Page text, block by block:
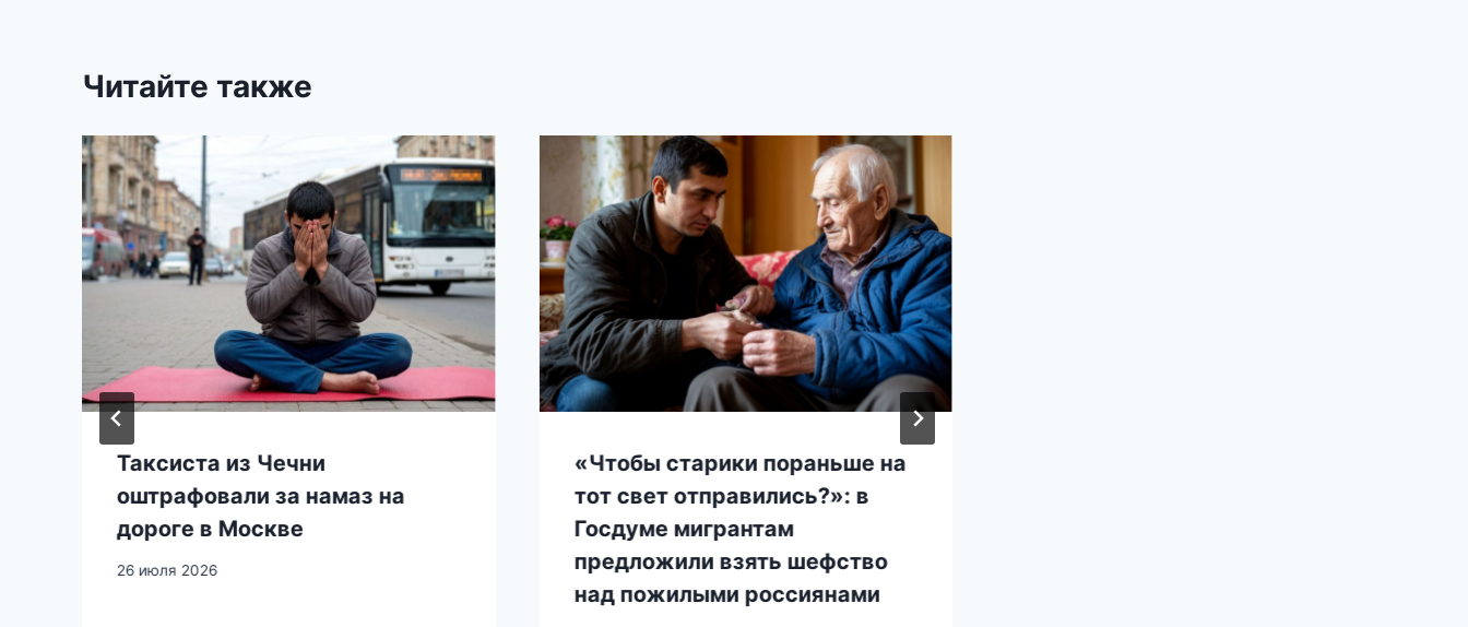
Читайте также
Таксиста из Чечни
оштрафовали за намаз на
дороге в Москве
26 июля 2026
«Чтобы старики пораньше на
тот свет отправились?»: в
Госдуме мигрантам
предложили взять шефство
над пожилыми россиянами